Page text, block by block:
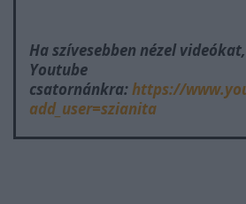
Ha szívesebben nézel
Youtube
csatornánkra:https://
add_user=szianita